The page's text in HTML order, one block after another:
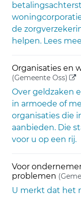
de
helpen. Lees
Organisaties en
(Gemeente Oss)
Over geldzaken
in armoede of
organisaties die
aanbieden. Die
voor u op een rij.
Voor
problemen
U merkt dat het